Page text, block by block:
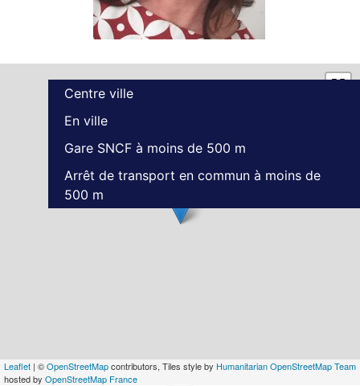
Leaflet | ©OpenStreetMapcontributors, Tiles style by Humanitarian OpenStreetMap Team
hosted by OpenStreetMap France
Centre ville
En ville
Gare SNCF à moins de 500 m
Arrêt de transport en commun à moins de
500 m